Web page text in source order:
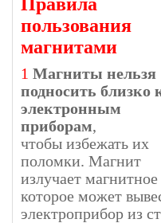
пользования
магнитами
1 Магниты нельзя
подносить близко
электронным
приборам,
чтобы избежать их
поломки. Магнит
излучает
которое может
электроприбор из